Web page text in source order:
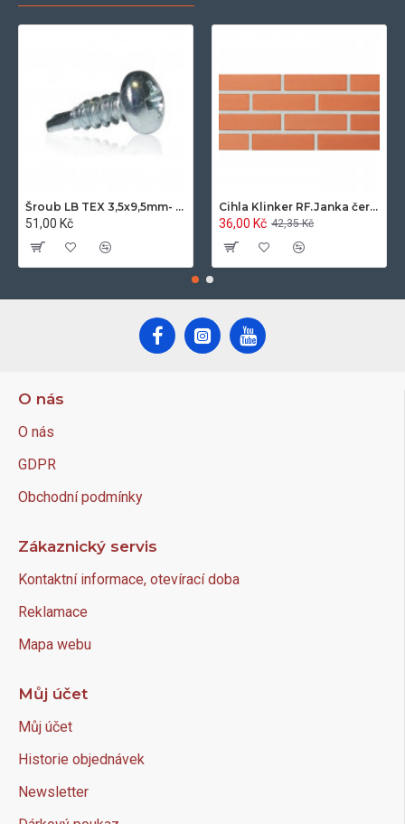
Šroub LB TEX 3,5x9,5mm- 100ks/bal.-zinek
51,00 Kč
Cihla Klinker RF.Janka červená světlá 25x12x6,5cm- 420ks/pal.
36,00 Kč 42,35 Kč
O nás
O nás
GDPR
Obchodní podmínky
Zákaznický servis
Kontaktní informace, otevírací doba
Reklamace
Mapa webu
Můj účet
Můj účet
Historie objednávek
Newsletter